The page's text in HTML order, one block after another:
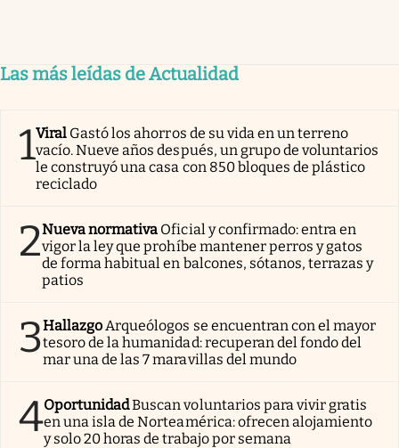
Las más leídas de Actualidad
1Viral Gastó los ahorros de su vida en un terreno
vacío. Nueve años después, un grupo de voluntarios
le construyó una casa con 850 bloques de plástico
reciclado
2Nueva normativa Oficial y confirmado: entra en
vigor la ley que prohíbe mantener perros y gatos
de forma habitual en balcones, sótanos, terrazas y
patios
3Hallazgo Arqueólogos se encuentran con el mayor
tesoro de la humanidad: recuperan del fondo del
mar una de las 7 maravillas del mundo
4OportunidadBuscan voluntarios para vivir gratis
en una isla de Norteamérica: ofrecen alojamiento
y solo 20 horas de trabajo por semana